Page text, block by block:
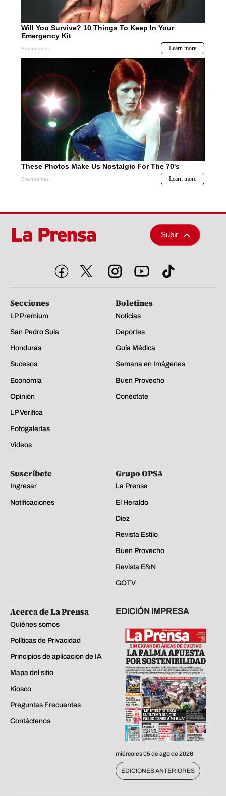
Subir
Secciones
LP Premium
San Pedro Sula
Honduras
Sucesos
Economía
Opinión
LP Verifica
Fotogalerías
Videos
Boletines
Noticias
Deportes
Guía Médica
Semana en Imágenes
Buen Provecho
Conéctate
Suscríbete
Ingresar
Notificaciones
Grupo OPSA
La Prensa
El Heraldo
Diez
Revista Estilo
Buen Provecho
Revista E&N
GOTV
Acerca de La Prensa
Quiénes somos
Políticas de Privacidad
Principios de aplicación de IA
Mapa del sitio
Kiosco
Preguntas Frecuentes
Contáctenos
EDICIÓN IMPRESA
miércoles 05 de ago de 2026
EDICIONES ANTERIORES